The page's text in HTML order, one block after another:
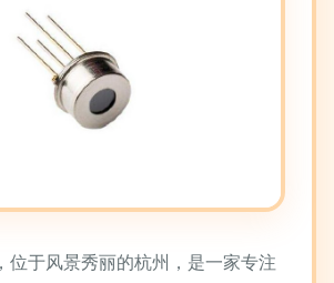
位于风景秀丽的杭州，是一家专注